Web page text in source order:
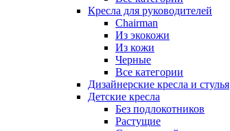
Кресла для руководителей
Chairman
Из экокожи
Из кожи
Черные
Все категории
Дизайнерские кресла и стулья
Детские кресла
Без подлокотников
Растущие